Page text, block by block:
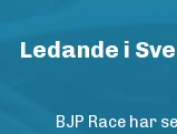
Ledande i
BJP Race har